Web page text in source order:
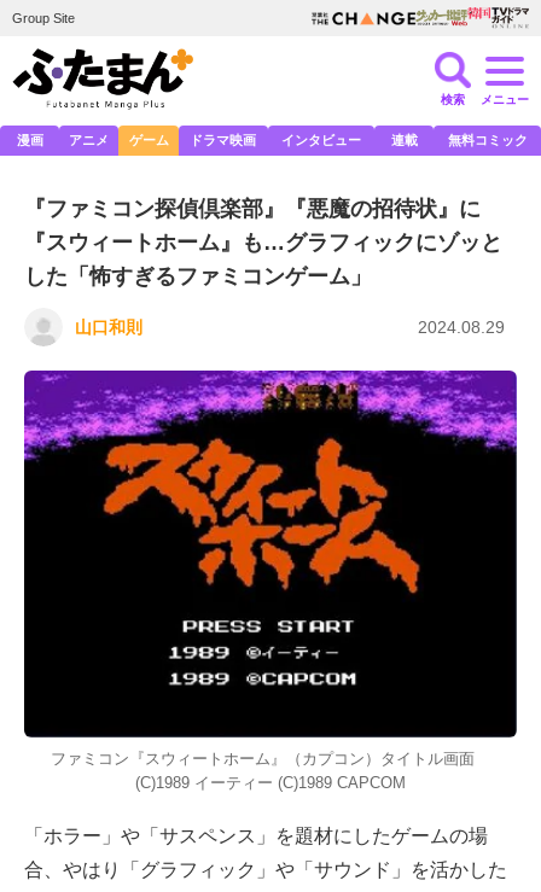
Group Site
検索 メニュー
漫画 アニメ ゲーム ドラマ映画 インタビュー 連載 無料コミック
『ファミコン探偵倶楽部』『悪魔の招待状』に
『スウィートホーム』も…グラフィックにゾッと
した「怖すぎるファミコンゲーム」
山口和則 2024.08.29
ファミコン『スウィートホーム』（カプコン）タイトル画面
(C)1989 イーティー (C)1989 CAPCOM
「ホラー」や「サスペンス」を題材にしたゲームの場
合、やはり「グラフィック」や「サウンド」を活かした